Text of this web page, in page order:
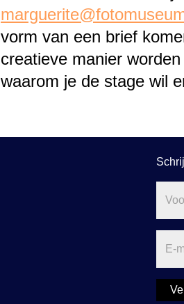
vorm van een brief
creatieve manier
waarom je de stage wil
E-